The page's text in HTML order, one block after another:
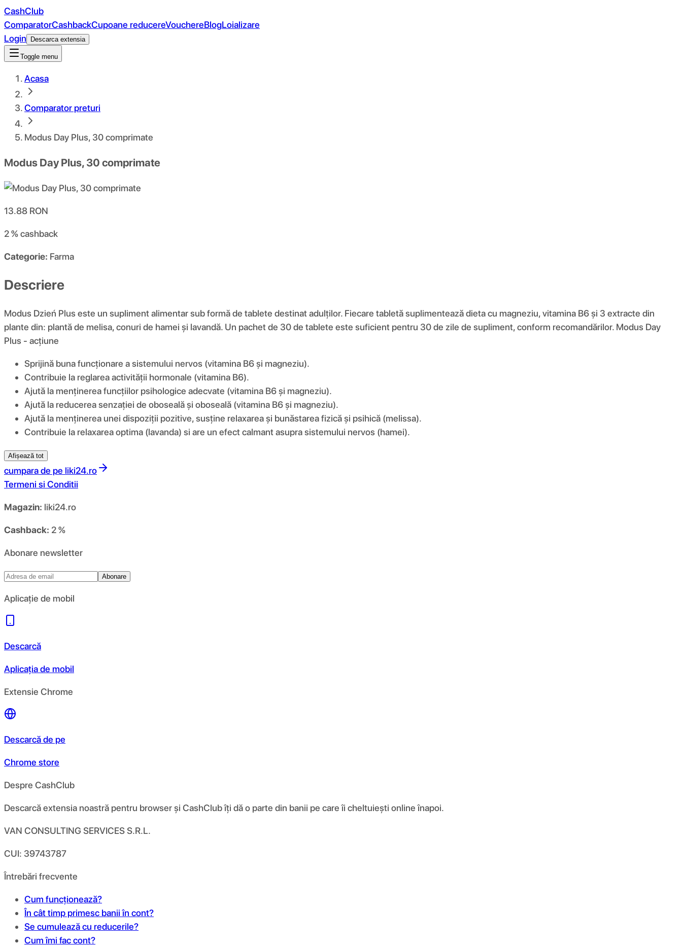
CashClub
ComparatorCashbackCupoane reducereVouchereBlogLoializare
Login
Descarca extensia
Toggle menu
Acasa
Comparator preturi
Modus Day Plus, 30 comprimate
Modus Day Plus, 30 comprimate
13.88 RON
2 %cashback
Categorie: Farma
Descriere
Modus Dzień Plus este un supliment alimentar sub formă de tablete destinat adulților. Fiecare tabletă suplimentează dieta cu magneziu, vitamina B6 și 3 extracte din
plante din: plantă de melisa, conuri de hamei și lavandă. Un pachet de 30 de tablete este suficient pentru 30 de zile de supliment, conform recomandărilor. Modus Day
Plus - acțiune
Sprijină buna funcționare a sistemului nervos (vitamina B6 și magneziu).
Contribuie la reglarea activității hormonale (vitamina B6).
Ajută la menținerea funcțiilor psihologice adecvate (vitamina B6 și magneziu).
Ajută la reducerea senzației de oboseală și oboseală (vitamina B6 și magneziu).
Ajută la menținerea unei dispoziții pozitive, susține relaxarea și bunăstarea fizică și psihică (melissa).
Contribuie la relaxarea optima (lavanda) si are un efect calmant asupra sistemului nervos (hamei).
Afișează tot
cumpara de pe liki24.ro
Termeni si Conditii
Magazin: liki24.ro
Cashback: 2 %
Abonare newsletter
Abonare
Aplicație de mobil
Descarcă
Aplicația de mobil
Extensie Chrome
Descarcă de pe
Chrome store
Despre CashClub
Descarcă extensia noastră pentru browser și CashClub îți dă o parte din banii pe care îi cheltuiești online înapoi.
VAN CONSULTING SERVICES S.R.L.
CUI: 39743787
Întrebări frecvente
Cum funcționează?
În cât timp primesc banii în cont?
Se cumulează cu reducerile?
Cum îmi fac cont?